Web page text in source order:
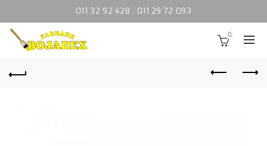
011 32 92 428 , 011 29 72 093
0